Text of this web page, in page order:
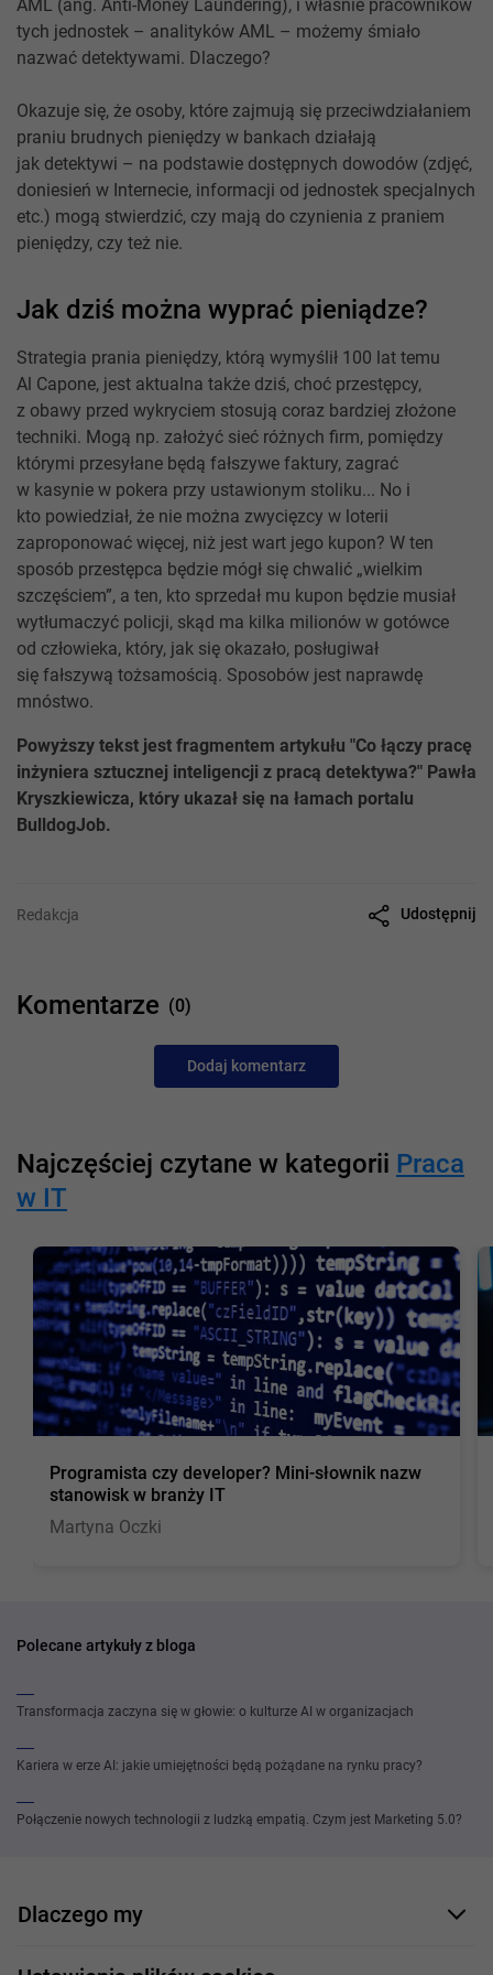
AML (ang. Anti-Money Laundering), i właśnie pracowników
tych jednostek – analityków AML – możemy śmiało
nazwać detektywami. Dlaczego?
Okazuje się, że osoby, które zajmują się przeciwdziałaniem
praniu brudnych pieniędzy w bankach działają
jak detektywi – na podstawie dostępnych dowodów (zdjęć,
doniesień w Internecie, informacji od jednostek specjalnych
etc.) mogą stwierdzić, czy mają do czynienia z praniem
pieniędzy, czy też nie.
Jak dziś można wyprać pieniądze?
Strategia prania pieniędzy, którą wymyślił 100 lat temu
Al Capone, jest aktualna także dziś, choć przestępcy,
z obawy przed wykryciem stosują coraz bardziej złożone
techniki. Mogą np. założyć sieć różnych firm, pomiędzy
którymi przesyłane będą fałszywe faktury, zagrać
w kasynie w pokera przy ustawionym stoliku... No i
kto powiedział, że nie można zwycięzcy w loterii
zaproponować więcej, niż jest wart jego kupon? W ten
sposób przestępca będzie mógł się chwalić „wielkim
szczęściem”, a ten, kto sprzedał mu kupon będzie musiał
wytłumaczyć policji, skąd ma kilka milionów w gotówce
od człowieka, który, jak się okazało, posługiwał
się fałszywą tożsamością. Sposobów jest naprawdę
mnóstwo.
Powyższy tekst jest fragmentem artykułu "Co łączy pracę
inżyniera sztucznej inteligencji z pracą detektywa?" Pawła
Kryszkiewicza, który ukazał się na łamach portalu
BulldogJob.
Redakcja Udostępnij
Komentarze (0)
Dodaj komentarz
Najczęściej czytane w kategorii Praca
w IT
Programista czy developer? Mini-słownik nazw
stanowisk w branży IT
Martyna Oczki
Polecane artykuły z bloga
Transformacja zaczyna się w głowie: o kulturze AI w organizacjach
Kariera w erze AI: jakie umiejętności będą pożądane na rynku pracy?
Połączenie nowych technologii z ludzką empatią. Czym jest Marketing 5.0?
Dlaczego my
Nasi pracownicy